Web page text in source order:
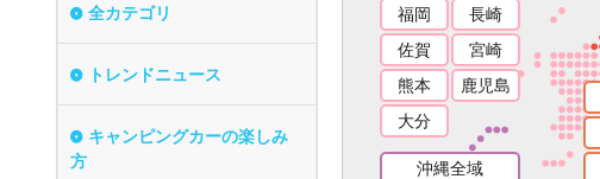
福岡
長崎
佐賀
宮崎
熊本
鹿児島
大分
沖縄全域
全カテゴリ
トレンドニュース
キャンピングカーの楽しみ
方